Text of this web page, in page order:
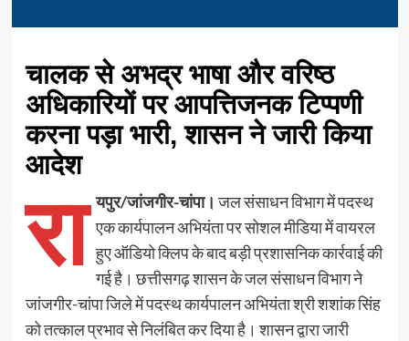
चालक से अभद्र भाषा और वरिष्ठ
अधिकारियों पर आपत्तिजनक टिप्पणी
करना पड़ा भारी, शासन ने जारी किया
आदेश
रा यपुर/जांजगीर-चांपा। जल संसाधन विभाग में पदस्थ
एक कार्यपालन अभियंता पर सोशल मीडिया में वायरल
हुए ऑडियो क्लिप के बाद बड़ी प्रशासनिक कार्रवाई की
गई है। छत्तीसगढ़ शासन के जल संसाधन विभाग ने
जांजगीर-चांपा जिले में पदस्थ कार्यपालन अभियंता श्री शशांक सिंह
को तत्काल प्रभाव से निलंबित कर दिया है। शासन द्वारा जारी